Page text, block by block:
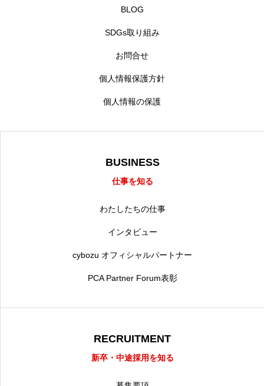
BLOG
SDGs取り組み
お問合せ
個人情報保護方針
個人情報の保護
BUSINESS
仕事を知る
わたしたちの仕事
インタビュー
cybozu オフィシャルパートナー
PCA Partner Forum表彰
RECRUITMENT
新卒・中途採用を知る